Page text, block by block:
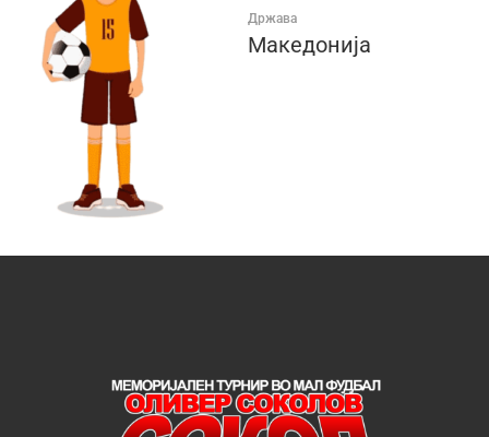
Држава
Македонија